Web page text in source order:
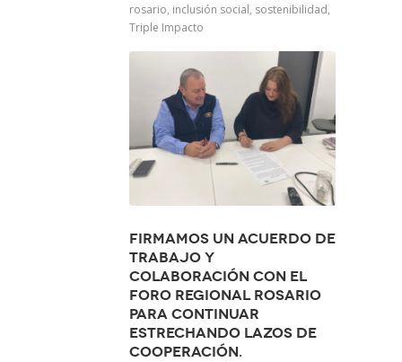
rosario, inclusión social, sostenibilidad,
Triple Impacto
Firmamos un acuerdo de
trabajo y
colaboración con el
Foro Regional Rosario
para continuar
estrechando lazos de
cooperación.